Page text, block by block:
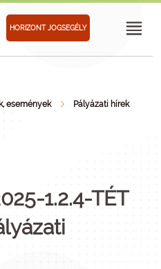
HORIZONT JOGSEGÉLY
események
Pályázati hírek
1.2.4-TÉT